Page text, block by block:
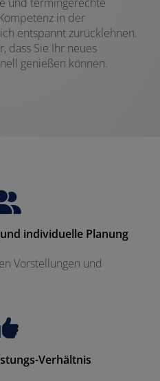
in der
entspannt zurücklehnen.
dass Sie Ihr neues
genießen können.
individuelle Planung
Vorstellungen und
Verhältnis